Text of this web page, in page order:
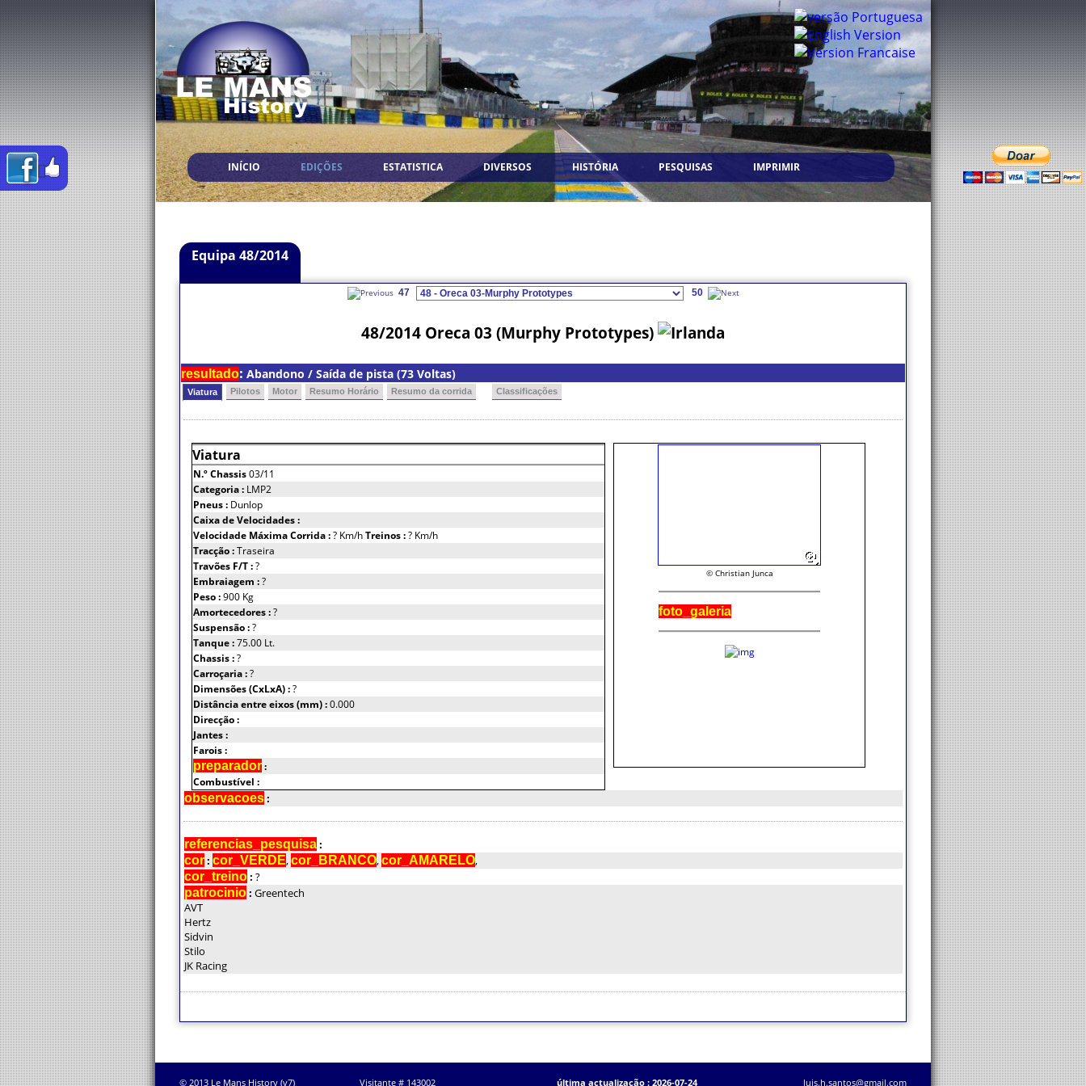
INÍCIO EDIÇÕES ESTATISTICA DIVERSOS HISTÓRIA PESQUISAS IMPRIMIR
Equipa 48/2014
47 50
48/2014 Oreca 03 (Murphy Prototypes)
resultado: Abandono / Saída de pista (73 Voltas)
Viatura Pilotos Motor Resumo Horário Resumo da corrida Classificações
Viatura
N.º Chassis03/11
Categoria : LMP2
Pneus : Dunlop
Caixa de Velocidades :
Velocidade Máxima Corrida :? Km/hTreinos :? Km/h
Tracção :Traseira
Travões F/T :?
Embraiagem :?
Peso :900 Kg
Amortecedores :?
Suspensão :?
Tanque :75.00 Lt.
Chassis :?
Carroçaria :?
Dimensões (CxLxA) :?
Distância entre eixos (mm) :0.000
Direcção :
Jantes :
Farois :
preparador:
Combustível :
© Christian Junca
foto_galeria
observacoes:
referencias_pesquisa:
cor: cor_VERDE,cor_BRANCO,cor_AMARELO,
cor_treino: ?
patrocinio: Greentech
AVT
Hertz
Sidvin
Stilo
JK Racing
© 2013 Le Mans History (v7) Visitante # 143002 última actualização : 2026-07-24 luis.h.santos@gmail.com